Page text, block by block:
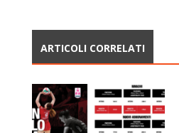
ARTICOLI CORRELATI